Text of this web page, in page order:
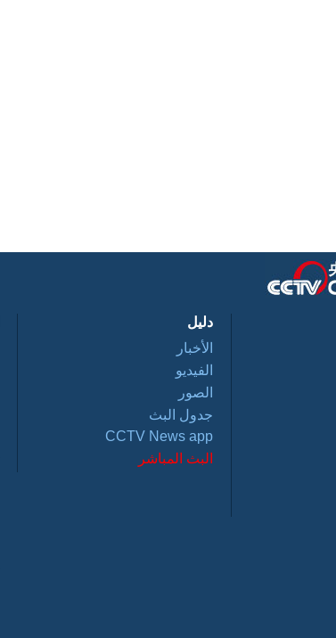
دليل
الأخبار
الفيديو
الصور
جدول البث
CCTV News app
البث المباشر